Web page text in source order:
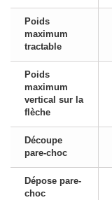
Poids
maximum
tractable
Poids
maximum
vertical sur la
flèche
Découpe
pare-choc
Dépose pare-
choc